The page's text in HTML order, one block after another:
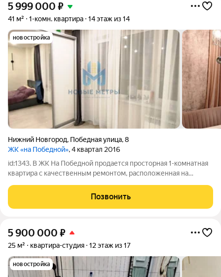
5 999 000 ₽
41 м² 1-комн. квартира 14 этаж из 14
новостройка
Нижний Новгород, Победная улица,8
ЖК «на Победной», 4 квартал 2016
id:1343. В ЖК На Победной продается просторная 1-комнатная
квартира с качественным ремонтом, расположенная на
площадь квартиры 41 кв.м. Кирпичный дом с современным
проектом; расположен в центре 7-го
Позвонить
5 900 000 ₽
25 м² квартира-студия 12 этаж из 17
новостройка